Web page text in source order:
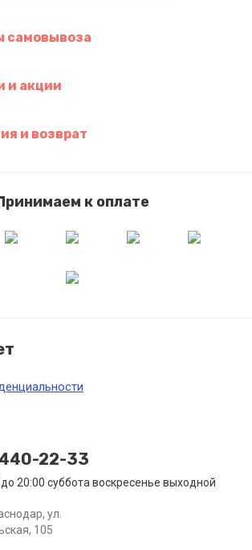
самовывоза
и акции
и возврат
к оплате
22-33
20:00 суббота воскресенье выходной
ул.
105